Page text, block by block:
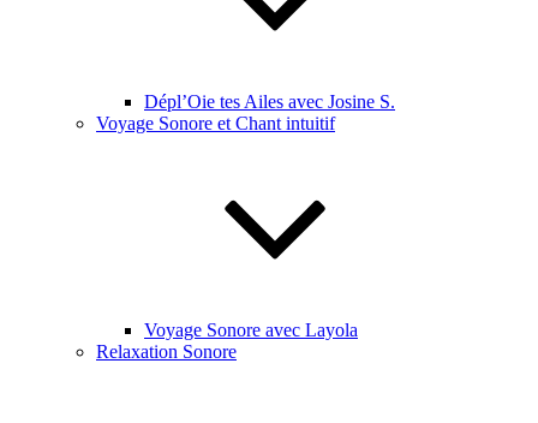
Dépl’Oie tes Ailes avec Josine S.
Voyage Sonore et Chant intuitif
Voyage Sonore avec Layola
Relaxation Sonore